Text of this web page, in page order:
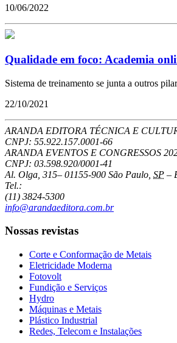
10/06/2022
Qualidade em foco: Academia
Sistema de treinamento se junta a outros
22/10/2021
ARANDA EDITORA TÉCNICA E
CNPJ: 55.922.157.0001-66
ARANDA EVENTOS E CONGRESSOS
CNPJ: 03.598.920/0001-41
Al. Olga, 315– 01155-900 São Paulo SP –
Tel.:
(11) 3824-5300
info@arandaeditora.com.br
Nossas revistas
Corte e Conformação de Metais
Eletricidade Moderna
Fotovolt
Fundição e Serviços
Hydro
Máquinas e Metais
Plástico Industrial
Redes, Telecom e Instalações